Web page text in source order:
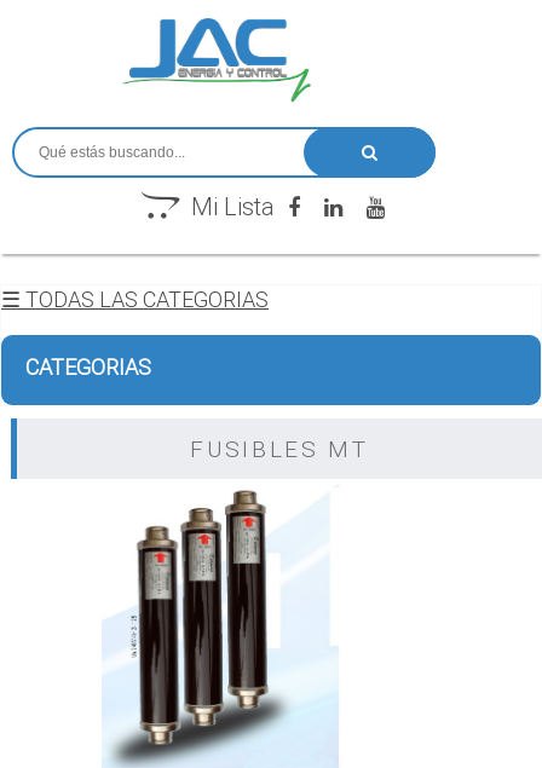
Mi Lista
☰ TODAS LAS CATEGORIAS
CATEGORIAS
FUSIBLES MT